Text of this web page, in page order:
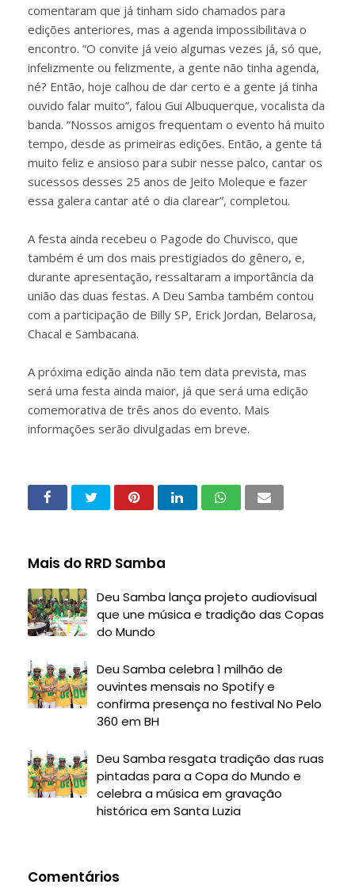
comentaram que já tinham sido chamados para
edições anteriores, mas a agenda impossibilitava o
encontro. “O convite já veio algumas vezes já, só que,
infelizmente ou felizmente, a gente não tinha agenda,
né? Então, hoje calhou de dar certo e a gente já tinha
ouvido falar muito”, falou Gui Albuquerque, vocalista da
banda. “Nossos amigos frequentam o evento há muito
tempo, desde as primeiras edições. Então, a gente tá
muito feliz e ansioso para subir nesse palco, cantar os
sucessos desses 25 anos de Jeito Moleque e fazer
essa galera cantar até o dia clarear”, completou.
A festa ainda recebeu o Pagode do Chuvisco, que
também é um dos mais prestigiados do gênero, e,
durante apresentação, ressaltaram a importância da
união das duas festas. A Deu Samba também contou
com a participação de Billy SP, Erick Jordan, Belarosa,
Chacal e Sambacana.
A próxima edição ainda não tem data prevista, mas
será uma festa ainda maior, já que será uma edição
comemorativa de três anos do evento. Mais
informações serão divulgadas em breve.
Mais do RRD Samba
Deu Samba lança projeto audiovisual
que une música e tradição das Copas
do Mundo
Deu Samba celebra 1 milhão de
ouvintes mensais no Spotify e
confirma presença no festival No Pelo
360 em BH
Deu Samba resgata tradição das ruas
pintadas para a Copa do Mundo e
celebra a música em gravação
histórica em Santa Luzia
Comentários